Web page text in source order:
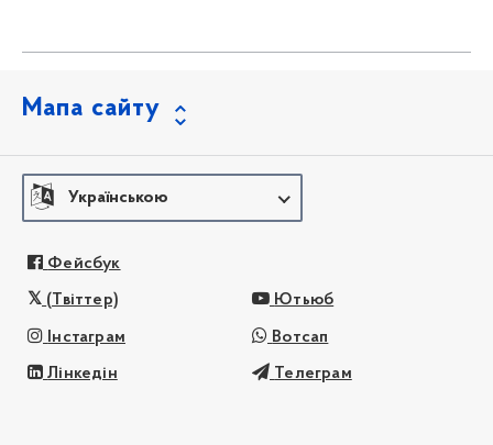
Мапа сайту
Українською
Фейсбук
(Твіттер) Ютьюб
Інстаграм Вотсап
Лінкедін Телеграм